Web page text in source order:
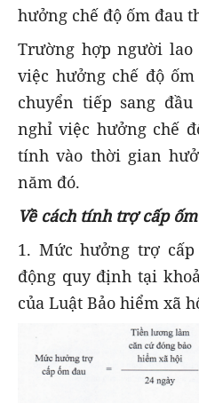
hưởng chế độ ốm đau
Trường hợp người
việc hưởng chế độ
chuyển tiếp sang
nghỉ việc hưởng chế
tính vào thời gian
năm đó.
Về cách tính trợ cấp
1. Mức hưởng trợ
động quy định tại
của Luật Bảo hiểm xã